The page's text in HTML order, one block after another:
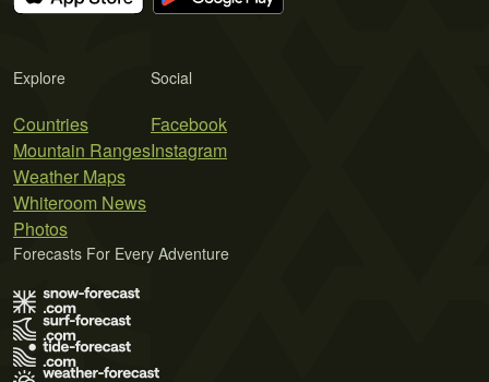
Explore
Countries
Mountain Ranges
Weather Maps
Whiteroom News
Photos
Social
Facebook
Instagram
Forecasts For Every Adventure